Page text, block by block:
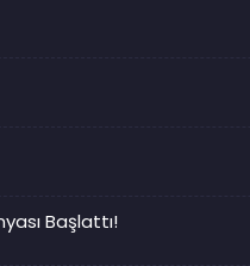
Başlattı!